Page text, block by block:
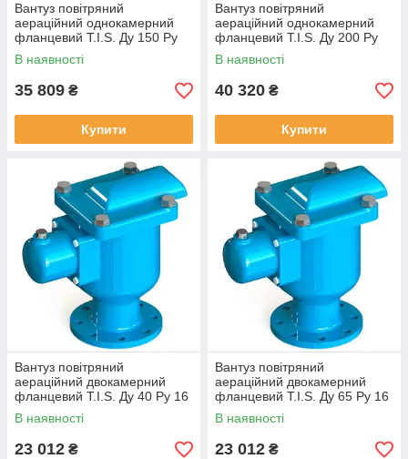
Вантуз повітряний
аераційний однокамерний
фланцевий T.I.S. Ду 150 Ру
16
В наявності
35 809 ₴
Купити
Вантуз повітряний
аераційний однокамерний
фланцевий T.I.S. Ду 200 Ру
16
В наявності
40 320 ₴
Купити
Вантуз повітряний
аераційний двокамерний
фланцевий T.I.S. Ду 40 Ру 16
В наявності
23 012 ₴
Вантуз повітряний
аераційний двокамерний
фланцевий T.I.S. Ду 65 Ру 16
В наявності
23 012 ₴